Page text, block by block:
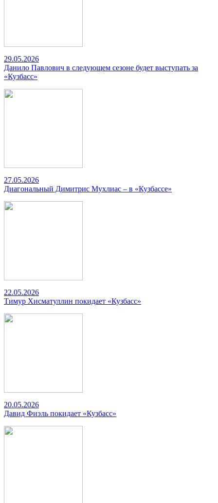
29.05.2026
Данило Павлович в следующем сезоне будет выступать за
«Кузбасс»
27.05.2026
Диагональный Димитрис Мухлиас – в «Кузбассе»
22.05.2026
Тимур Хисматуллин покидает «Кузбасс»
20.05.2026
Давид Фиэль покидает «Кузбасс»